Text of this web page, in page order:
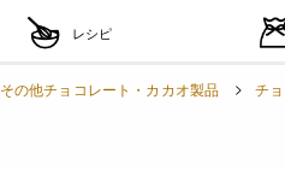
レシピ
その他チョコレート・カカオ製品 チ